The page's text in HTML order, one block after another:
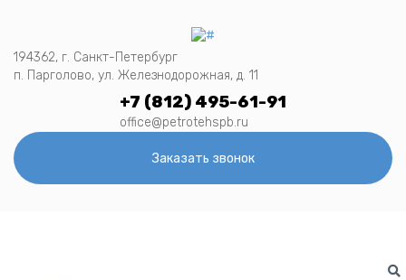
194362, г. Санкт-Петербург
п. Парголово, ул. Железнодорожная, д. 11
+7 (812) 495-61-91
office@petrotehspb.ru
Заказать звонок